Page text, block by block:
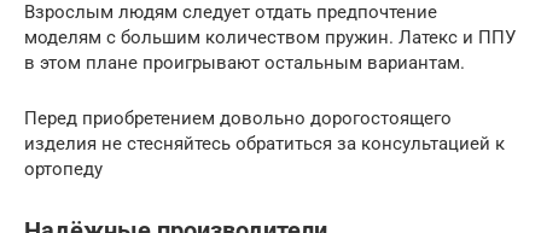
Взрослым людям следует отдать предпочтение
моделям с большим количеством пружин. Латекс и ППУ
в этом плане проигрывают остальным вариантам.
Перед приобретением довольно дорогостоящего
изделия не стесняйтесь обратиться за консультацией к
ортопеду